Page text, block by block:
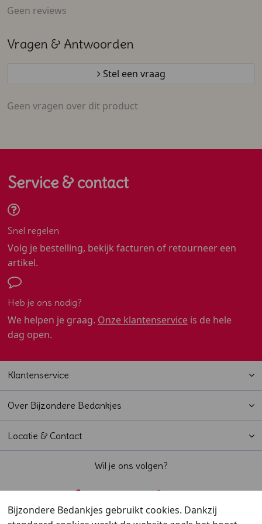
Geen reviews
Vragen & Antwoorden
Stel een vraag
Geen vragen over dit product
Service & contact
Snel regelen
Volg je bestelling, bekijk facturen of retourneer een
artikel.
Heb je ons nodig?
We helpen je graag. Onze klantenserviceis de hele
dag open.
Klantenservice
Over Bijzondere Bedankjes
Locatie & Contact
Wil je ons volgen?
Bijzondere Bedankjes gebruikt cookies. Dankzij